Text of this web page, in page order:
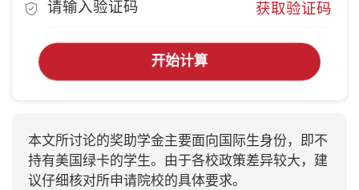
获取验证码
开始计算
本文所讨论的奖助学金主要面向国际生身份，即不
持有美国绿卡的学生。由于各校政策差异较大，建
议仔细核对所申请院校的具体要求。